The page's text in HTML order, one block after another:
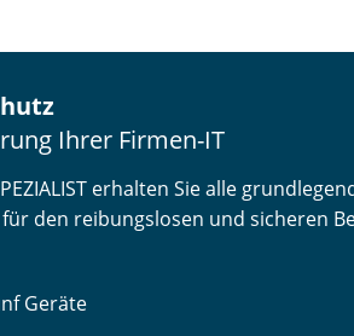
Ihrer Firmen-IT
erhalten Sie alle
den reibungslosen und sicheren
Geräte